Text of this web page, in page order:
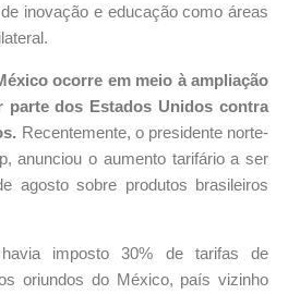
inovação e educação como áreas
ocorre em meio à ampliação
parte dos Estados Unidos contra
Recentemente, o presidente norte-
anunciou o aumento tarifário a ser
agosto sobre produtos brasileiros
imposto 30% de tarifas de
oriundos do México, país vizinho